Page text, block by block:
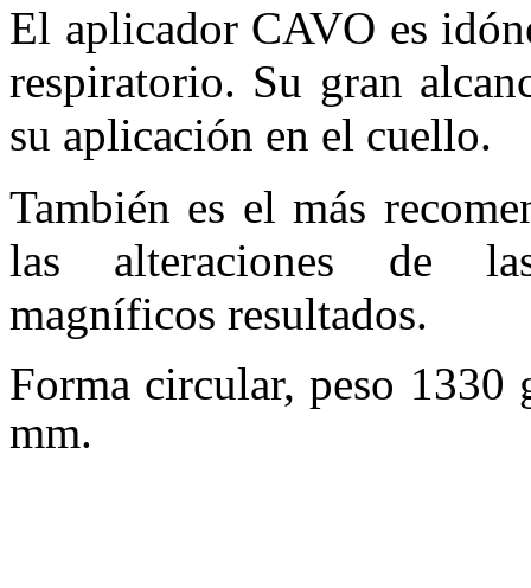
El aplicador CAVO es
respiratorio. Su gran
su aplicación en el cuello.
También es el más
las alteraciones de
magníficos resultados.
Forma circular, peso
mm.